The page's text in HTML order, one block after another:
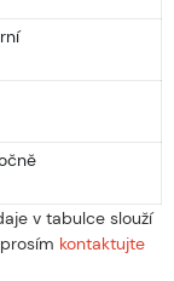
v tabulce slouží
kontaktujte